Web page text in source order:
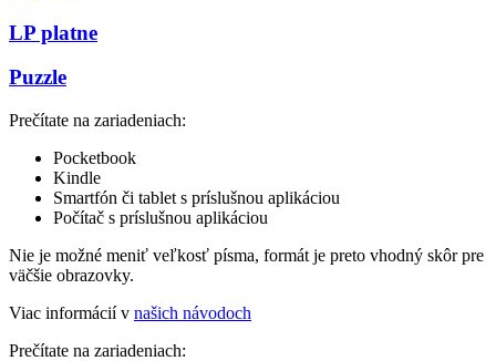
LP platne
Puzzle
Prečítate na zariadeniach:
Pocketbook
Kindle
Smartfón či tablet s príslušnou aplikáciou
Počítač s príslušnou aplikáciou
Nie je možné meniť veľkosť písma, formát je preto vhodný skôr pre
väčšie obrazovky.
Viac informácií v našich návodoch
Prečítate na zariadeniach: